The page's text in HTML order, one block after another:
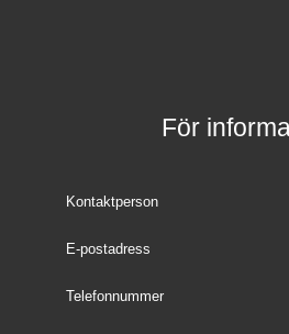
För
Kontaktperson
E-postadress
Telefonnummer